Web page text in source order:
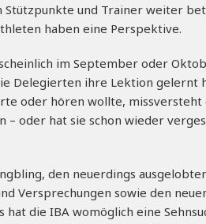
Stütz­punk­te und Trai­ner wei­ter
haben eine Perspektive.
im Sep­tem­ber oder
Dele­gier­ten ihre Lek­ti­on gelernt
oder hören woll­te,
– oder hat sie schon wie­der
den neu­er­dings
Ver­spre­chun­gen sowie den
hat die IBA womög­lich eine